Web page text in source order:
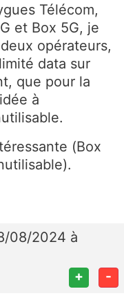
Télécom,
et Box 5G, je
opérateurs,
data sur
que pour la
à
(Box
08/2024 à
+ -